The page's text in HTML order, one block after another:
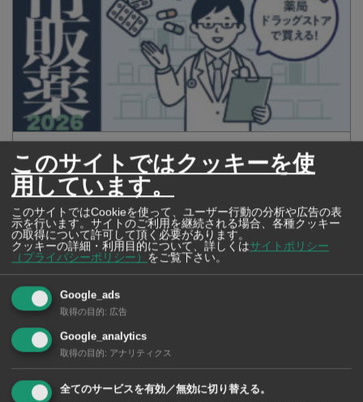
市販薬 2026年最新版！
このサイトではクッキーを使
用しています。
このサイトではCookieを使って、ユーザー行動の分析や広告の表
示を行います。サイトのご利用を継続される場合、各種クッキー
の取得について許可して頂く必要があります。
クッキーの詳細・利用目的について、詳しくはサイトポリシー
（プライバシーポリシー）
をご覧下さい。
Google_ads
取得の目的: 広告
Google_analytics
取得の目的: アナリティクス
全てのサービスを有効／無効に切り替える。